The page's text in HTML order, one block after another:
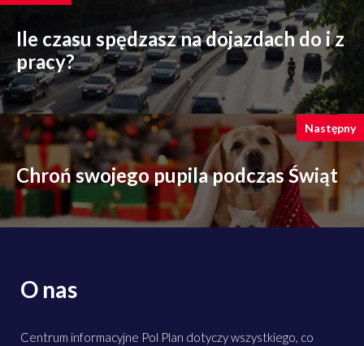
Ile czasu spędzasz na dojazdach do i z
pracy?
Następny
Chroń swojego pupila podczas Świąt
O nas
Centrum informacyjne Pol Plan dotyczy wszystkiego, co